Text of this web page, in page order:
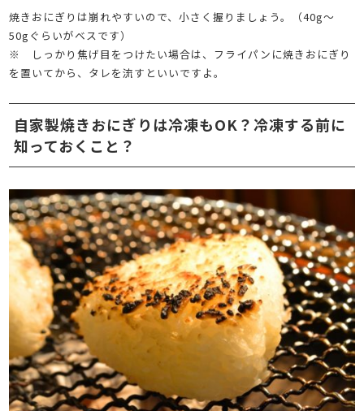
焼きおにぎりは崩れやすいので、小さく握りましょう。（40g～
50gぐらいがベスです）
※ しっかり焦げ目をつけたい場合は、フライパンに焼きおにぎり
を置いてから、タレを流すといいですよ。
自家製焼きおにぎりは冷凍もOK？冷凍する前に
知っておくこと？